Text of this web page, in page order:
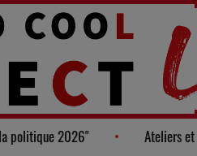
de la politique 2026"